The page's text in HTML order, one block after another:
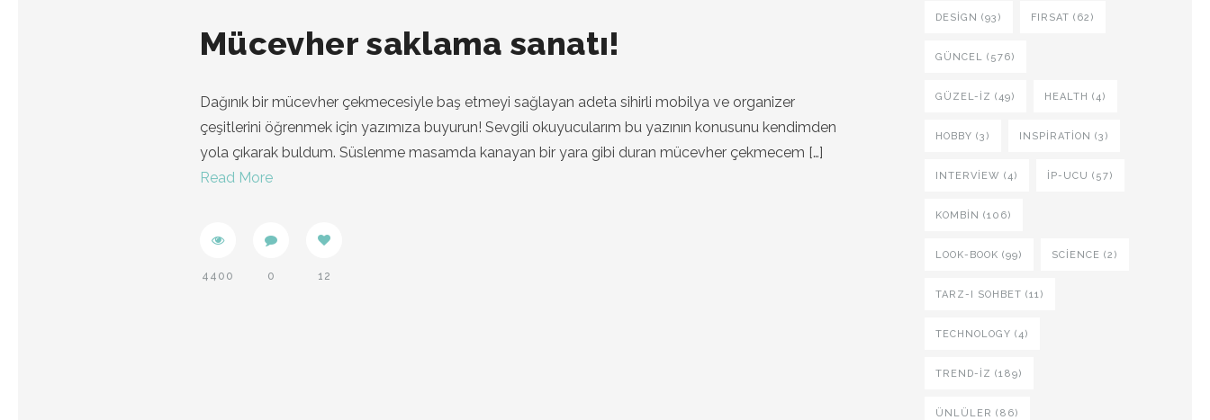
Mücevher saklama sanatı!
Dağınık bir mücevher çekmecesiyle baş etmeyi sağlayan adeta sihirli mobilya ve organizer
çeşitlerini öğrenmek için yazımıza buyurun! Sevgili okuyucularım bu yazının konusunu kendimden
yola çıkarak buldum. Süslenme masamda kanayan bir yara gibi duran mücevher çekmecem […]
Read More
4400 0 12
DESIGN (93) FIRSAT (62)
GÜNCEL (576)
GÜZEL-IZ (49) HEALTH (4)
HOBBY (3) INSPIRATION (3)
INTERVIEW (4) İP-UCU (57)
KOMBIN (106)
LOOK-BOOK (99) SCIENCE (2)
TARZ-I SOHBET (11)
TECHNOLOGY (4)
TREND-IZ (189)
ÜNLÜLER (86)